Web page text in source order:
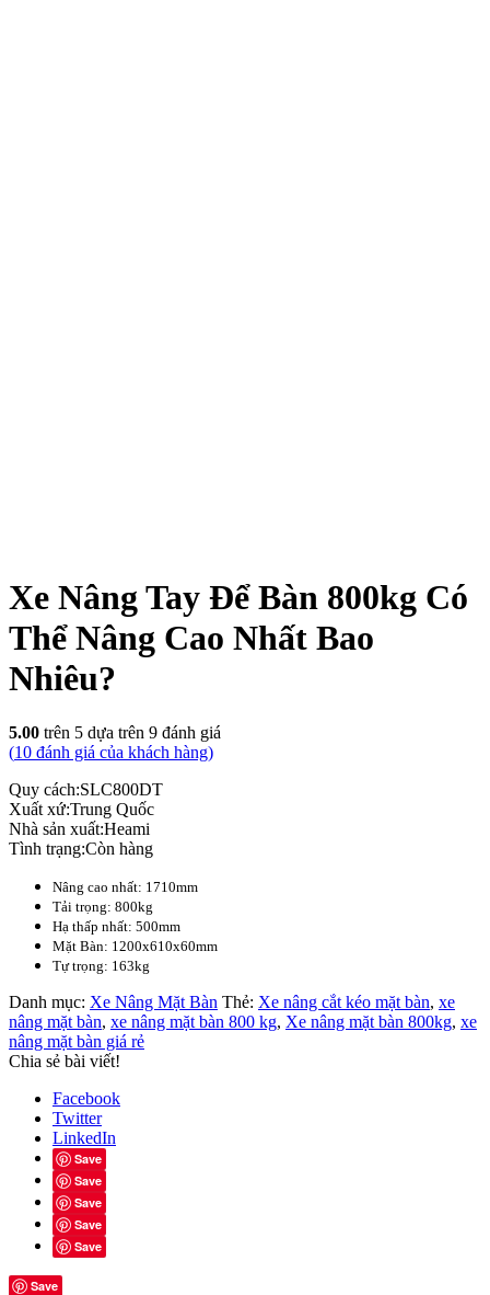
Xe Nâng Tay Để Bàn 800kg Có
Thể Nâng Cao Nhất Bao
Nhiêu?
5.00 trên 5 dựa trên 9 đánh giá
(10 đánh giá của khách hàng)
Quy cách:SLC800DT
Xuất xứ:Trung Quốc
Nhà sản xuất:Heami
Tình trạng:Còn hàng
Nâng cao nhất: 1710mm
Tải trọng: 800kg
Hạ thấp nhất: 500mm
Mặt Bàn: 1200x610x60mm
Tự trọng: 163kg
Danh mục: Xe Nâng Mặt Bàn Thẻ: Xe nâng cắt kéo mặt bàn, xe
nâng mặt bàn, xe nâng mặt bàn 800 kg, Xe nâng mặt bàn 800kg, xe
nâng mặt bàn giá rẻ
Chia sẻ bài viết!
Facebook
Twitter
LinkedIn
Save
Save
Save
Save
Save
Save